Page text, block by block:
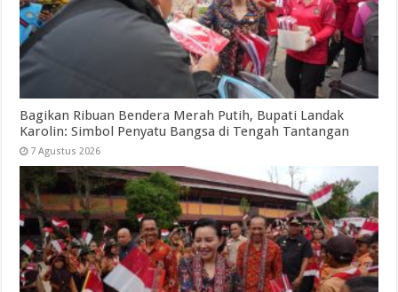
Bagikan Ribuan Bendera Merah Putih, Bupati Landak
Karolin: Simbol Penyatu Bangsa di Tengah Tantangan
7 Agustus 2026